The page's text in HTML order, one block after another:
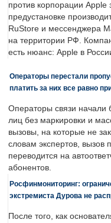
против корпорации
предустановке
RuStore и мессенджера
на территории РФ.
есть нюанс: Apple в
Операторы перестали
платить за них все равно
Операторы связи начали
лиц без маркировки и
вызовы, на которые не
словам экспертов, вызов
переводится на
абонентов.
Росфинмониторинг:
экстремиста Дурова не
После того, как